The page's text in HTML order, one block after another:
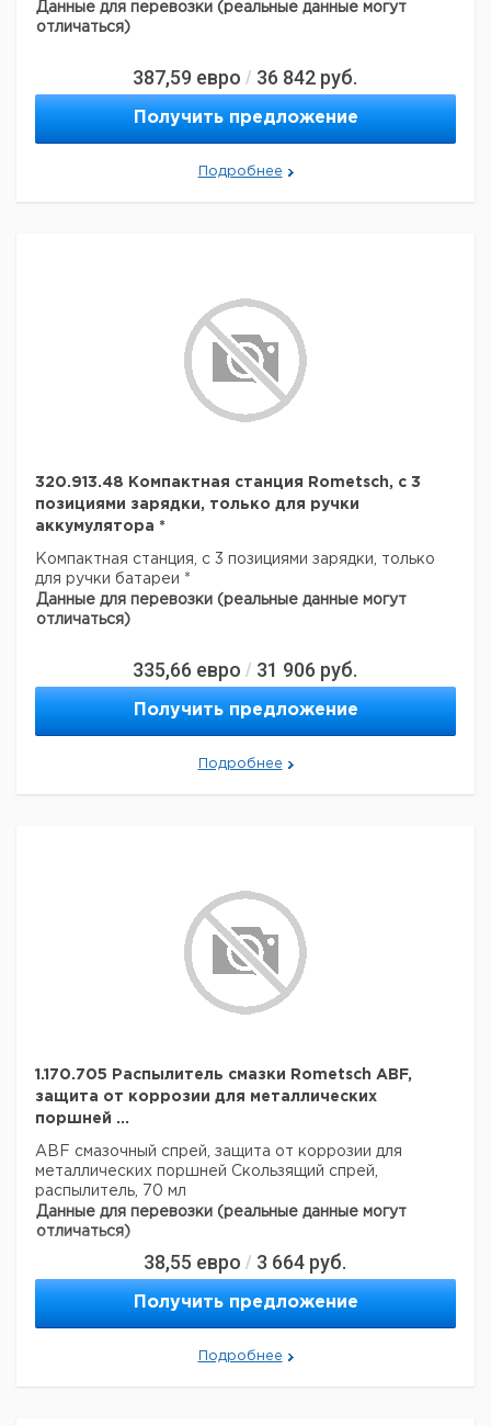
Данные для перевозки (реальные данные могут
отличаться)
387,59 евро / 36 842 руб.
Получить предложение
Подробнее
320.913.48 Компактная станция Rometsch, с 3
позициями зарядки, только для ручки
аккумулятора *
Компактная станция, с 3 позициями зарядки, только
для ручки батареи *
Данные для перевозки (реальные данные могут
отличаться)
335,66 евро / 31 906 руб.
Получить предложение
Подробнее
1.170.705 Распылитель смазки Rometsch ABF,
защита от коррозии для металлических
поршней ...
ABF смазочный спрей, защита от коррозии для
металлических поршней Скользящий спрей,
распылитель, 70 мл
Данные для перевозки (реальные данные могут
отличаться)
38,55 евро / 3 664 руб.
Получить предложение
Подробнее